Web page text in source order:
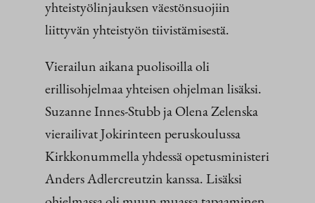
yhteistyölinjauksen väestönsuojiin
liittyvän yhteistyön tiivistämisestä.
Vierailun aikana puolisoilla oli
erillisohjelmaa yhteisen ohjelman lisäksi.
Suzanne Innes-Stubb ja Olena Zelenska
vierailivat Jokirinteen peruskoulussa
Kirkkonummella yhdessä opetusministeri
Anders Adlercreutzin kanssa. Lisäksi